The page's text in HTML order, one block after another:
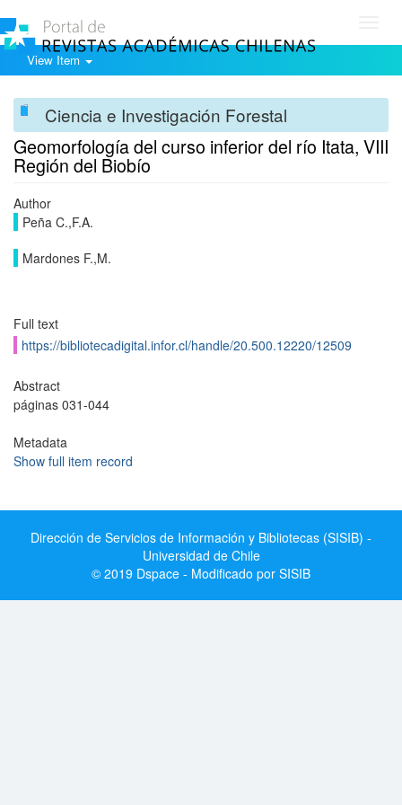
View Item
Ciencia e Investigación Forestal
Geomorfología del curso inferior del río Itata, VIII
Región del Biobío
Author
Peña C.,F.A.
Mardones F.,M.
Full text
https://bibliotecadigital.infor.cl/handle/20.500.12220/12509
Abstract
páginas 031-044
Metadata
Show full item record
Dirección de Servicios de Información y Bibliotecas (SISIB) -
Universidad de Chile
© 2019 Dspace - Modificado por SISIB